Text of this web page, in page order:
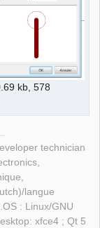
kb, 578
technician
langue
: Linux/GNU
xfce4 ; Qt 5